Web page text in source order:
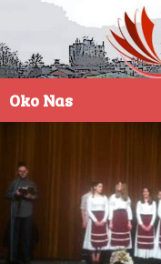
Oko Nas